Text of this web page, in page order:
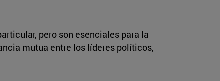
pero son esenciales para la
mutua entre los líderes políticos,